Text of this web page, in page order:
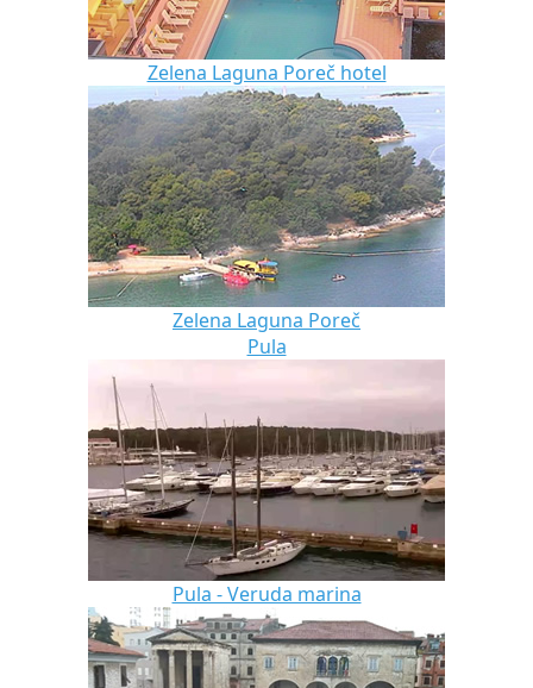
Zelena Laguna Poreč hotel
Zelena Laguna Poreč
Pula
Pula - Veruda marina